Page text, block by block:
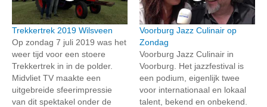
Trekkertrek 2019 Wilsveen
Op zondag 7 juli 2019 was het
weer tijd voor een stoere
Trekkertrek in in de polder.
Midvliet TV maakte een
uitgebreide sfeerimpressie
van dit spektakel onder de
Voorburg Jazz Culinair op
Zondag
Voorburg Jazz Culinair in
Voorburg. Het jazzfestival is
een podium, eigenlijk twee
voor internationaal en lokaal
talent, bekend en onbekend.